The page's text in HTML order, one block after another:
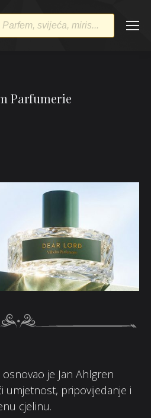
Parfumerie
osnovao je Jan Ahlgren
umjetnost, pripovijedanje i
cjelinu.